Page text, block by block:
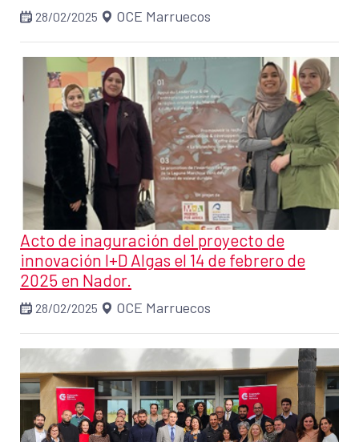
28/02/2025 OCE Marruecos
Acto de inaguración del proyecto de
innovación I+D Algas el 14 de febrero de
2025 en Nador.
28/02/2025 OCE Marruecos